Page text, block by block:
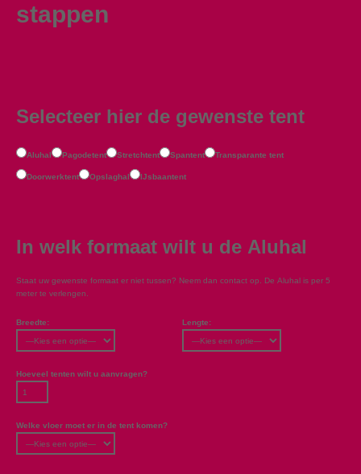
stappen
Selecteer hier de gewenste tent
Aluhal Pagodetent Stretchtent Spantent Transparante tent
Doorwerktent Opslaghal IJsbaantent
In welk formaat wilt u de Aluhal
Staat uw gewenste formaat er niet tussen? Neem dan contact op. De Aluhal is per 5
meter te verlengen.
Breedte: Lengte:
Hoeveel tenten wilt u aanvragen?
Welke vloer moet er in de tent komen?